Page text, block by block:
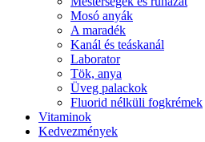
Mosó anyák
A maradék
Kanál és teáskanál
Laborator
Tök, anya
Üveg palackok
Fluorid nélküli fogkrémek
Vitaminok
Kedvezmények